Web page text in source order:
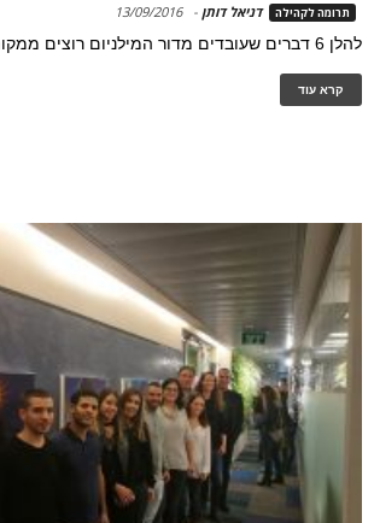
תרומה לקהילה דניאל דותן -
13/09/2016
להלן 6 דברים שעובדים מדור המילניום רוצים ממקום עבודתם.
קרא עוד